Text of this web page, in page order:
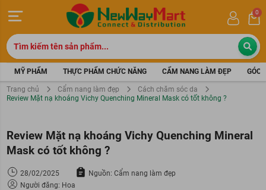
0
MỸ PHẨM THỰC PHẨM CHỨC NĂNG CẨM NANG LÀM ĐẸP GÓC
Trang chủ Cẩm nang làm đẹp
Cách chăm sóc da
Review Mặt nạ khoáng Vichy Quenching Mineral Mask có tốt không ?
Review Mặt nạ khoáng Vichy Quenching Mineral
Mask có tốt không ?
28/02/2025
Nguồn: Cẩm nang làm đẹp
Người đăng: Hoa